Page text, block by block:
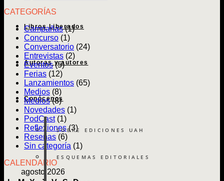
Libros Liberados
Autoras y autores
Conócenos
SOBRE EDICIONES UAH
ESQUEMAS EDITORIALES
CATEGORÍAS
Campañas(1)
Concurso (1)
Conversatorio (24)
Entrevistas (2)
Eventos(5)
Ferias (12)
Lanzamientos (65)
Medios (8)
Medios(8)
Novedades (1)
PodCast(1)
Reflexiones(3)
Reseñas (6)
Sin categoría (1)
CALENDARIO
agosto 2026